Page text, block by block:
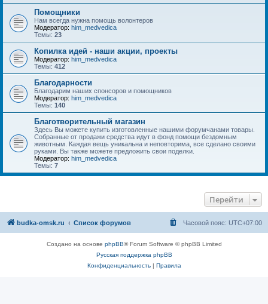
Помощники
Нам всегда нужна помощь волонтеров
Модератор: him_medvedica
Темы: 23
Копилка идей - наши акции, проекты
Модератор: him_medvedica
Темы: 412
Благодарности
Благодарим наших спонсоров и помощников
Модератор: him_medvedica
Темы: 140
Благотворительный магазин
Здесь Вы можете купить изготовленные нашими форумчанами товары.
Собранные от продажи средства идут в фонд помощи бездомным
животным. Каждая вещь уникальна и неповторима, все сделано своими
руками. Вы также можете предложить свои поделки.
Модератор: him_medvedica
Темы: 7
Перейти
budka-omsk.ru Список форумов Часовой пояс: UTC+07:00
Создано на основе phpBB® Forum Software © phpBB Limited
Русская поддержка phpBB
Конфиденциальность| Правила